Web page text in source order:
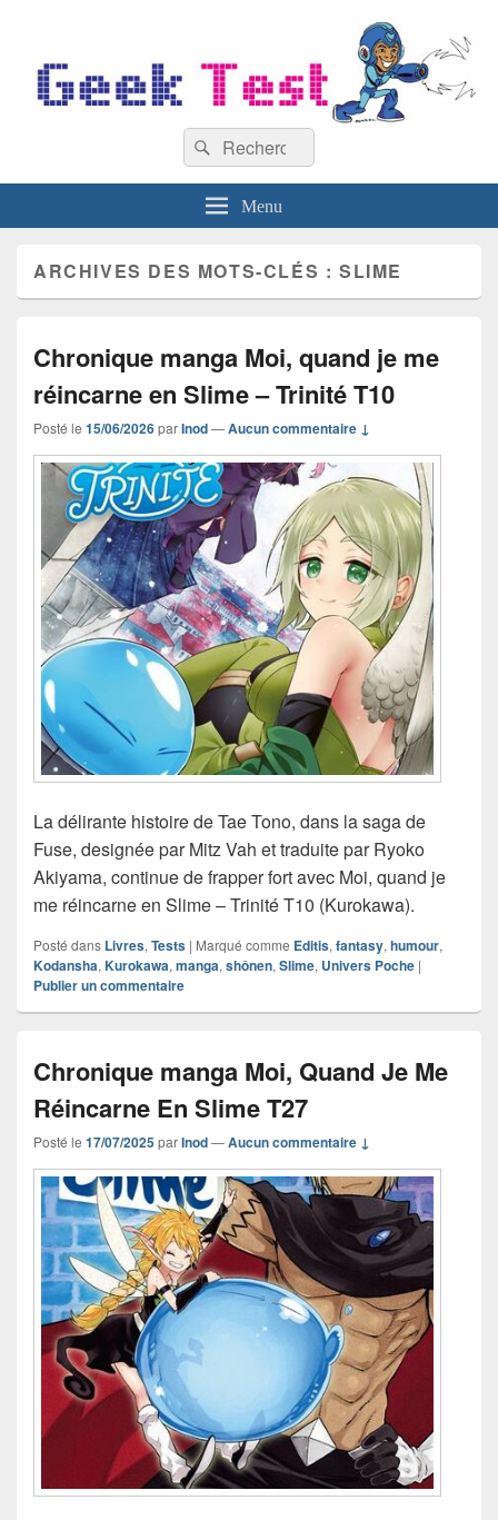
Recherche :
Rechercher
Menu
ARCHIVES DES MOTS-CLÉS :SLIME
Chronique manga Moi, quand je me
réincarne en Slime – Trinité T10
Posté le 15/06/2026parInod—Aucun commentaire ↓
La délirante histoire de Tae Tono, dans la saga de
Fuse, designée par Mitz Vah et traduite par Ryoko
Akiyama, continue de frapper fort avec Moi, quand je
me réincarne en Slime – Trinité T10 (Kurokawa).
Posté dans Livres, Tests | Marqué comme Editis, fantasy, humour,
Kodansha, Kurokawa, manga, shônen, Slime, Univers Poche |
Publier un commentaire
Chronique manga Moi, Quand Je Me
Réincarne En Slime T27
Posté le 17/07/2025parInod—Aucun commentaire ↓